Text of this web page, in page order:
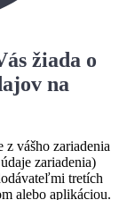
žiada o
na
z vášho zariadenia
zariadenia)
tretích
alebo aplikáciou.